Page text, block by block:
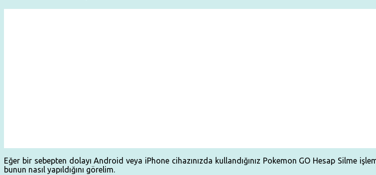
Eğer bir sebepten dolayı Android veya iPhone cihazınızda kullandığınız Pokemon GO Hesap Silme
bunun nasıl yapıldığını görelim.